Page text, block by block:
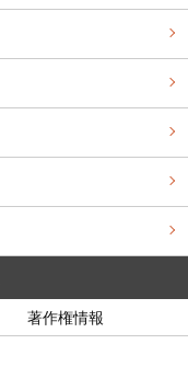
著作権情報